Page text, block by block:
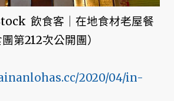
飲食客｜在地食材老屋餐
第212次公開團）
2020/04/in-